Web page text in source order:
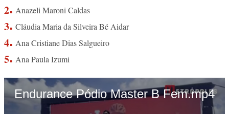
Anazeli Maroni Caldas
Cláudia Maria da Silveira Bé Aidar
Ana Cristiane Dias Salgueiro
Ana Paula Izumi